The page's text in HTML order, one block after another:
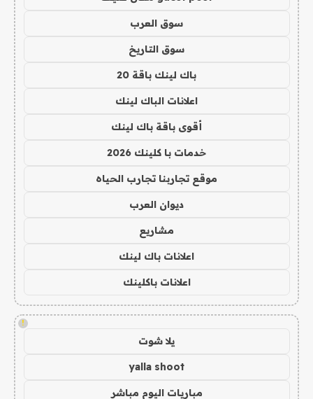
سوق العرب
سوق التاريخ
باك لينك باقة 20
اعلانات الباك لينك
أقوى باقة باك لينك
خدمات با كلينك 2026
موقع تجاربنا تجارب الحياه
ديوان العرب
مشاريع
اعلانات باك لينك
اعلانات باكلينك
!
يلا شوت
yalla shoot
مباريات اليوم مباشر